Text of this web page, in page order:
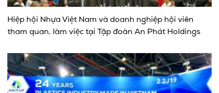
Hiệp hội Nhựa Việt Nam và doanh nghiệp hội viên
tham quan, làm việc tại Tập đoàn An Phát Holdings